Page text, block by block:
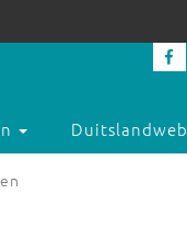
Duitslandweb